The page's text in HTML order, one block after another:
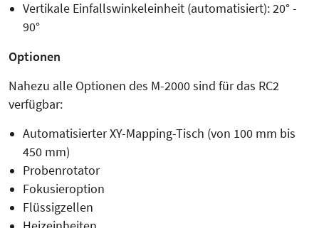
Vertikale Einfallswinkeleinheit (automatisiert): 20° -
90°
Optionen
Nahezu alle Optionen des M-2000 sind für das RC2
verfügbar:
Automatisierter XY-Mapping-Tisch (von 100 mm bis
450 mm)
Probenrotator
Fokusieroption
Flüssigzellen